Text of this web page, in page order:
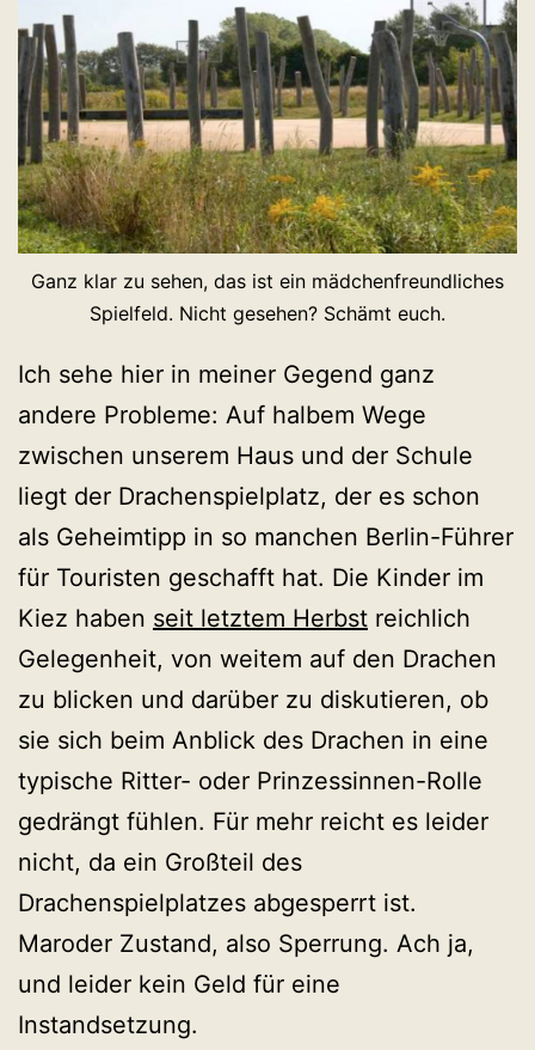
Ganz klar zu sehen, das ist ein mädchenfreundliches
Spielfeld. Nicht gesehen? Schämt euch.
Ich sehe hier in meiner Gegend ganz
andere Probleme: Auf halbem Wege
zwischen unserem Haus und der Schule
liegt der Drachenspielplatz, der es schon
als Geheimtipp in so manchen Berlin-Führer
für Touristen geschafft hat. Die Kinder im
Kiez haben seit letztem Herbst reichlich
Gelegenheit, von weitem auf den Drachen
zu blicken und darüber zu diskutieren, ob
sie sich beim Anblick des Drachen in eine
typische Ritter- oder Prinzessinnen-Rolle
gedrängt fühlen. Für mehr reicht es leider
nicht, da ein Großteil des
Drachenspielplatzes abgesperrt ist.
Maroder Zustand, also Sperrung. Ach ja,
und leider kein Geld für eine
Instandsetzung.